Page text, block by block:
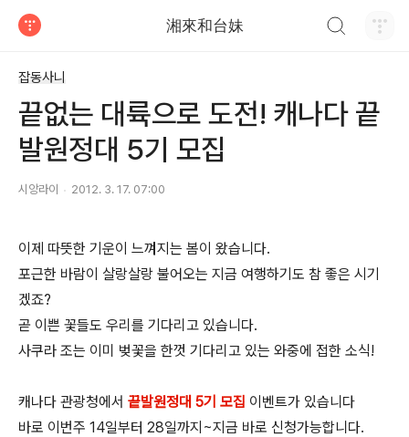
湘來和台妹
잡동사니
끝없는 대륙으로 도전! 캐나다 끝
발원정대 5기 모집
시앙라이 2012. 3. 17. 07:00
이제 따뜻한 기운이 느껴지는 봄이 왔습니다.
포근한 바람이 살랑살랑 불어오는 지금 여행하기도 참 좋은 시기
겠죠?
곧 이쁜 꽃들도 우리를 기다리고 있습니다.
사쿠라 조는 이미 벚꽃을 한껏 기다리고 있는 와중에 접한 소식!
캐나다 관광청에서 끝발원정대 5기 모집 이벤트가 있습니다
바로 이번주 14일부터 28일까지~지금 바로 신청가능합니다.